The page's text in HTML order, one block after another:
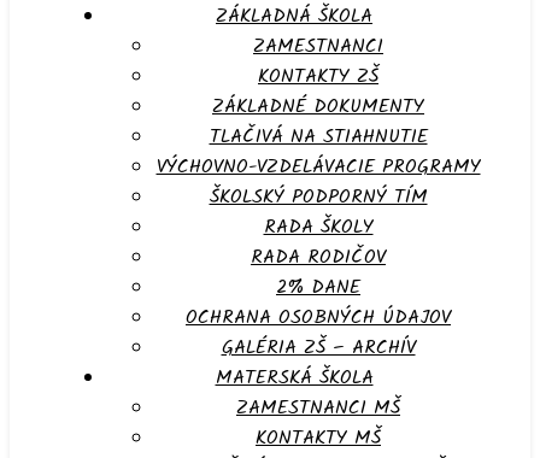
ZÁKLADNÁ ŠKOLA
ZAMESTNANCI
KONTAKTY ZŠ
ZÁKLADNÉ DOKUMENTY
TLAČIVÁ NA STIAHNUTIE
VÝCHOVNO-VZDELÁVACIE PROGRAMY
ŠKOLSKÝ PODPORNÝ TÍM
RADA ŠKOLY
RADA RODIČOV
2% DANE
OCHRANA OSOBNÝCH ÚDAJOV
GALÉRIA ZŠ – ARCHÍV
MATERSKÁ ŠKOLA
ZAMESTNANCI MŠ
KONTAKTY MŠ